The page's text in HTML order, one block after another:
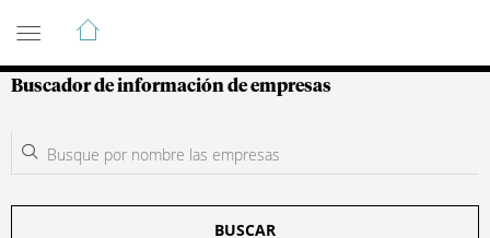
Guía de Empresas Colombianas
Buscador de información de empresas
BUSCAR